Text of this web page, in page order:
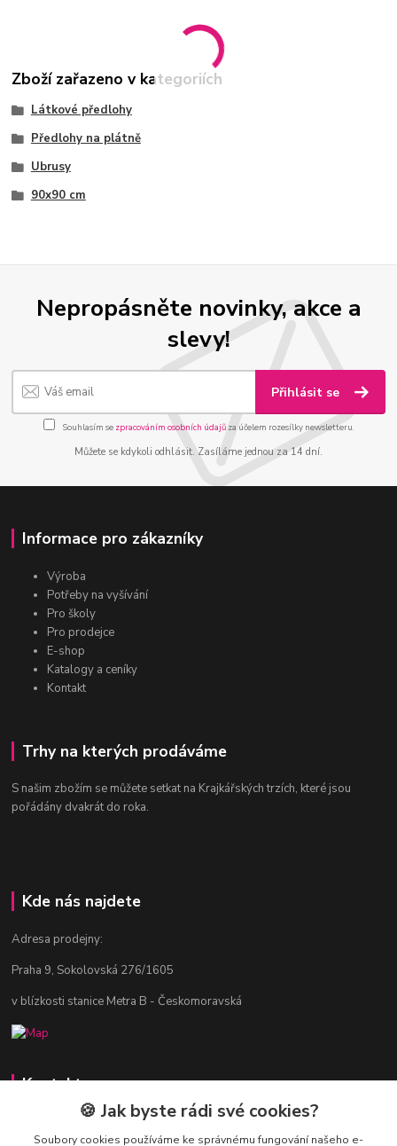
Zboží zařazeno v kategoriích
Látkové předlohy
Předlohy na plátně
Ubrusy
90x90 cm
Nepropásněte novinky, akce a
slevy!
Přihlásit se
Souhlasím se zpracováním osobních údajůza účelem rozesílky newsletteru.
Můžete se kdykoli odhlásit. Zasíláme jednou za 14 dní.
Informace pro zákazníky
Výroba
Potřeby na vyšívání
Pro školy
Pro prodejce
E-shop
Katalogy a ceníky
Kontakt
Trhy na kterých prodáváme
S našim zbožím se můžete setkat na Krajkářských trzích, které jsou
pořádány dvakrát do roka.
Kde nás najdete
Adresa prodejny:
Praha 9, Sokolovská 276/1605
v blízkosti stanice Metra B - Českomoravská
Kontakty
Jitka Vlasáková
281 916 793
🍪 Jak byste rádi své cookies?
Soubory cookies používáme ke správnému fungování našeho e-